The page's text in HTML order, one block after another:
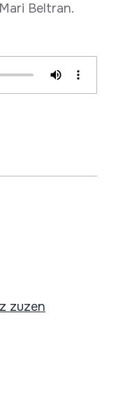
Beltran.
zuzen